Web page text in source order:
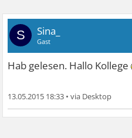
S Sina_
Gast
Hab gelesen. Hallo Kollege
13.05.2015 18:33 •